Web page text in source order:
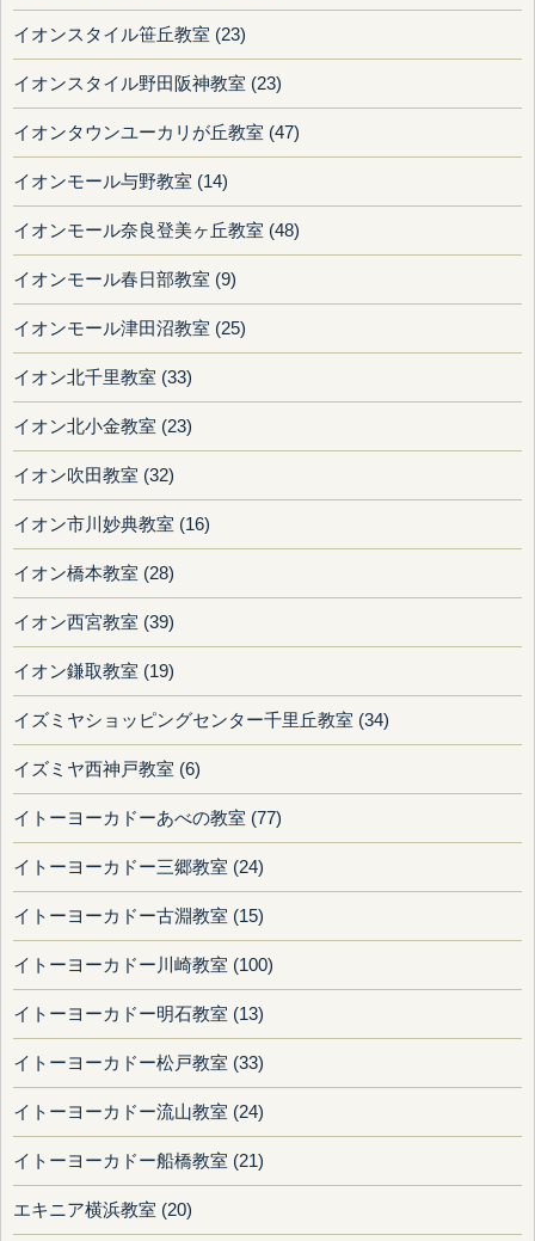
イオンスタイル笹丘教室 (23)
イオンスタイル野田阪神教室 (23)
イオンタウンユーカリが丘教室 (47)
イオンモール与野教室 (14)
イオンモール奈良登美ヶ丘教室 (48)
イオンモール春日部教室 (9)
イオンモール津田沼教室 (25)
イオン北千里教室 (33)
イオン北小金教室 (23)
イオン吹田教室 (32)
イオン市川妙典教室 (16)
イオン橋本教室 (28)
イオン西宮教室 (39)
イオン鎌取教室 (19)
イズミヤショッピングセンター千里丘教室 (34)
イズミヤ西神戸教室 (6)
イトーヨーカドーあべの教室 (77)
イトーヨーカドー三郷教室 (24)
イトーヨーカドー古淵教室 (15)
イトーヨーカドー川崎教室 (100)
イトーヨーカドー明石教室 (13)
イトーヨーカドー松戸教室 (33)
イトーヨーカドー流山教室 (24)
イトーヨーカドー船橋教室 (21)
エキニア横浜教室 (20)